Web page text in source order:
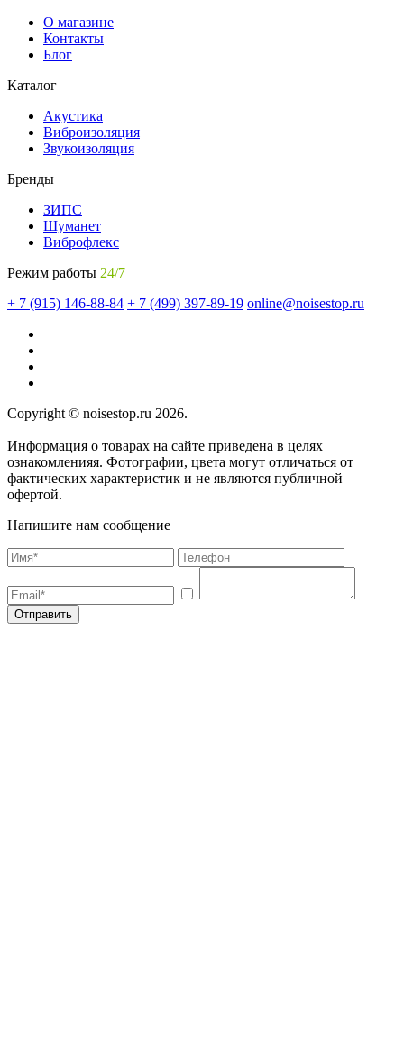
О магазине
Контакты
Блог
Каталог
Акустика
Виброизоляция
Звукоизоляция
Бренды
ЗИПС
Шуманет
Виброфлекс
Режим работы 24/7
+ 7 (915) 146-88-84 + 7 (499) 397-89-19 online@noisestop.ru
Copyright © noisestop.ru 2026.
Информация о товарах на сайте приведена в целях
ознакомленияя. Фотографии, цвета могут отличаться от
фактических характеристик и не являются публичной
офертой.
Напишите нам сообщение
Отправить